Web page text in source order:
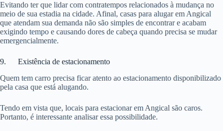
Evitando ter que lidar com contratempos relacionados à mudança no
meio de sua estadia na cidade. Afinal, casas para alugar em Angical
que atendam sua demanda não são simples de encontrar e acabam
exigindo tempo e causando dores de cabeça quando precisa se mudar
emergencialmente.
9. Existência de estacionamento
Quem tem carro precisa ficar atento ao estacionamento disponibilizado
pela casa que está alugando.
Tendo em vista que, locais para estacionar em Angical são caros.
Portanto, é interessante analisar essa possibilidade.